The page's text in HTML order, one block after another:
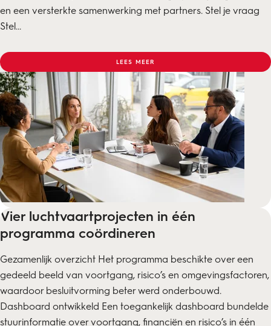
en een versterkte samenwerking met partners. Stel je vraag
Stel...
LEES MEER
Vier luchtvaartprojecten in één
programma coördineren
Gezamenlijk overzicht Het programma beschikte over een
gedeeld beeld van voortgang, risico’s en omgevingsfactoren,
waardoor besluitvorming beter werd onderbouwd.
Dashboard ontwikkeld Een toegankelijk dashboard bundelde
stuurinformatie over voortgang, financiën en risico’s in één